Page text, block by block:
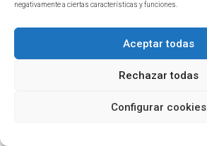
negativamente a ciertas características y funciones.
Aceptar todas
Rechazar todas
Configurar cookies